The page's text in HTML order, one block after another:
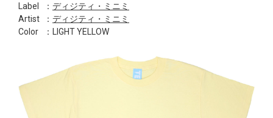
Label ： ディジティ・ミニミ
Artist
： ディジティ・ミニミ
Color
：LIGHT YELLOW